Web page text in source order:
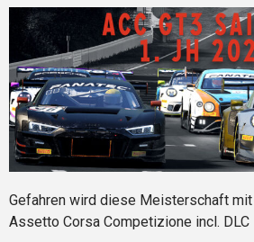
Gefahren wird diese Meisterschaft
Assetto Corsa Competizione incl. DLC